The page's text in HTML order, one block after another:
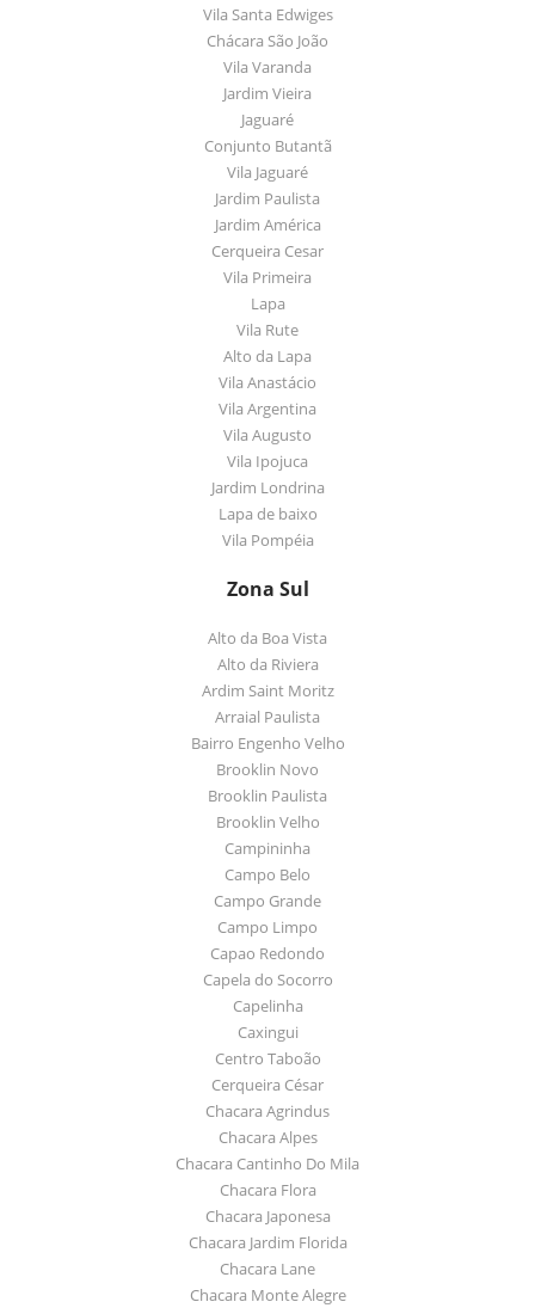
Vila Santa Edwiges
Chácara São João
Vila Varanda
Jardim Vieira
Jaguaré
Conjunto Butantã
Vila Jaguaré
Jardim Paulista
Jardim América
Cerqueira Cesar
Vila Primeira
Lapa
Vila Rute
Alto da Lapa
Vila Anastácio
Vila Argentina
Vila Augusto
Vila Ipojuca
Jardim Londrina
Lapa de baixo
Vila Pompéia
Zona Sul
Alto da Boa Vista
Alto da Riviera
Ardim Saint Moritz
Arraial Paulista
Bairro Engenho Velho
Brooklin Novo
Brooklin Paulista
Brooklin Velho
Campininha
Campo Belo
Campo Grande
Campo Limpo
Capao Redondo
Capela do Socorro
Capelinha
Caxingui
Centro Taboão
Cerqueira César
Chacara Agrindus
Chacara Alpes
Chacara Cantinho Do Mila
Chacara Flora
Chacara Japonesa
Chacara Jardim Florida
Chacara Lane
Chacara Monte Alegre